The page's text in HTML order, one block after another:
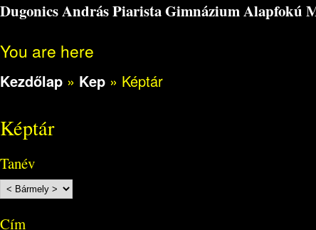
Dugonics András Piarista Gimnázium Alapfokú
You are here
Kezdőlap » Kep » Képtár
Képtár
Tanév
Cím